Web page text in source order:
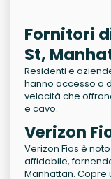
Fornitori
St,
Residenti e
hanno accesso a
velocità che
e cavo.
Verizon
Verizon Fios è
affidabile,
Manhattan.